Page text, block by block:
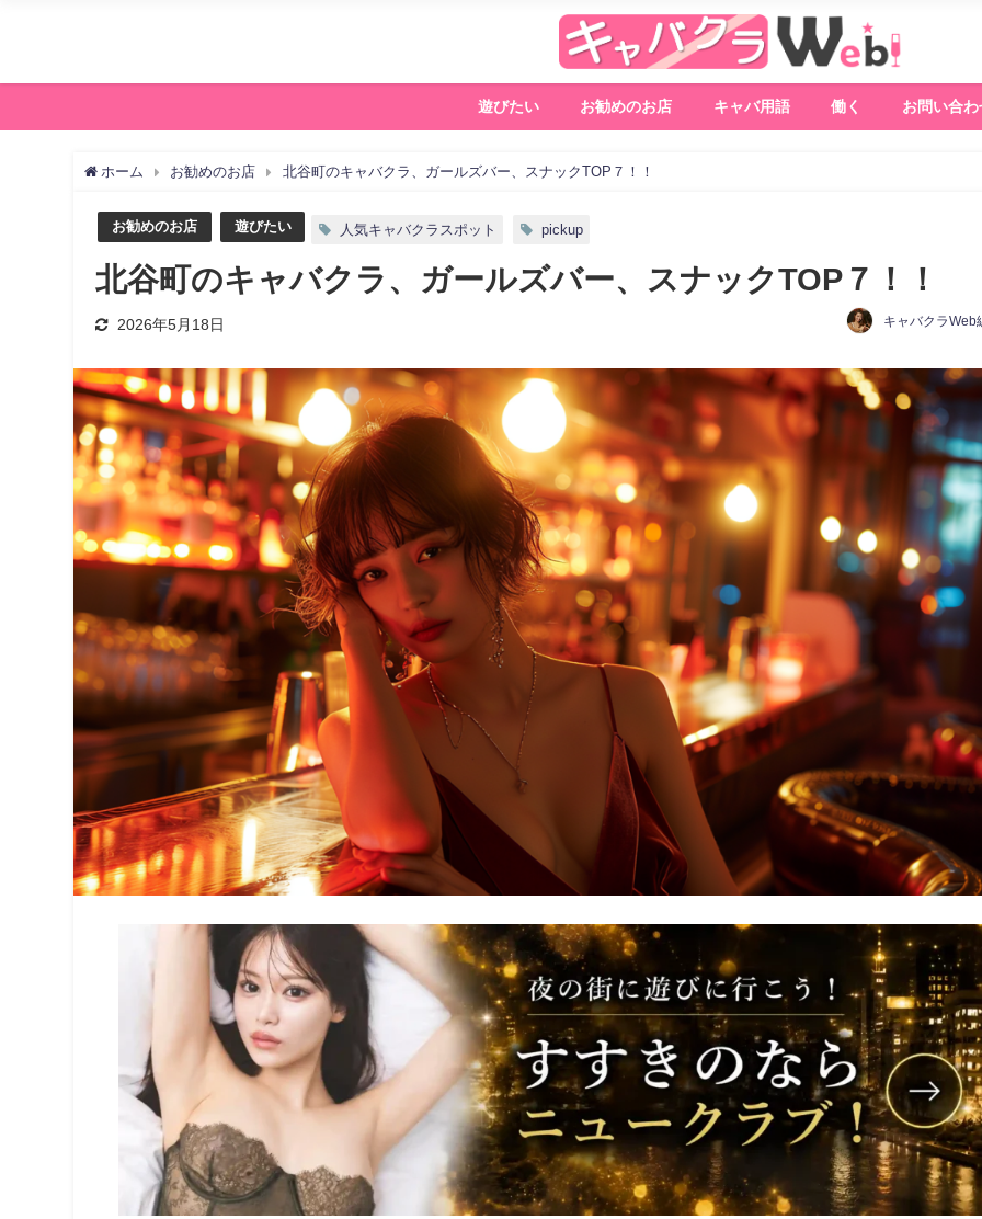
遊びたい お勧めのお店 キャバ用語 働く お問い合わ
ホーム お勧めのお店 北谷町のキャバクラ、ガールズバー、スナックTOP７！！
お勧めのお店 遊びたい 人気キャバクラスポット pickup
北谷町のキャバクラ、ガールズバー、スナックTOP７！！
2026年5月18日 キャバクラWeb